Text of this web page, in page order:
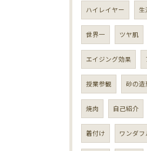
ハイレイヤー 生
世界一 ツヤ肌
エイジング効果
授業参観 砂の造
焼肉 自己紹介
着付け ワンダフ